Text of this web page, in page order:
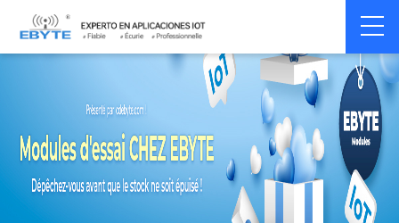
Home > ServiceTechnique > Free Trial